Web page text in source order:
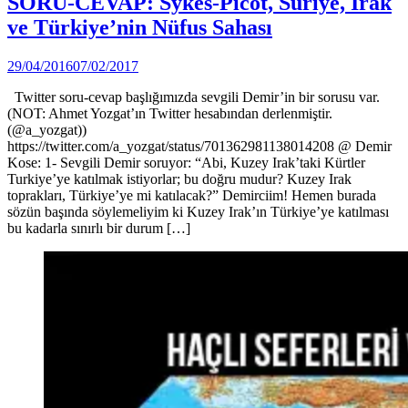
in
Cevap
ve Türkiye’nin Nüfus Sahası
by
Yozgat
29/04/201607/02/2017
Twitter soru-cevap başlığımızda sevgili Demir’in bir sorusu var.
(NOT: Ahmet Yozgat’ın Twitter hesabından derlenmiştir.
(@a_yozgat))
https://twitter.com/a_yozgat/status/701362981138014208 @ Demir
Kose: 1- Sevgili Demir soruyor: “Abi, Kuzey Irak’taki Kürtler
Turkiye’ye katılmak istiyorlar; bu doğru mudur? Kuzey Irak
toprakları, Türkiye’ye mi katılacak?” Demirciim! Hemen burada
sözün başında söylemeliyim ki Kuzey Irak’ın Türkiye’ye katılması
bu kadarla sınırlı bir durum […]